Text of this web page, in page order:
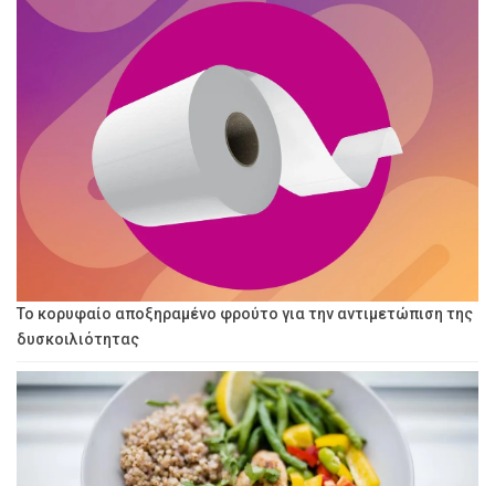
Το κορυφαίο αποξηραμένο φρούτο για την αντιμετώπιση της
δυσκοιλιότητας